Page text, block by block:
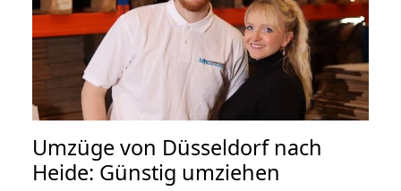
Umzüge von Düsseldorf nach
Heide: Günstig umziehen